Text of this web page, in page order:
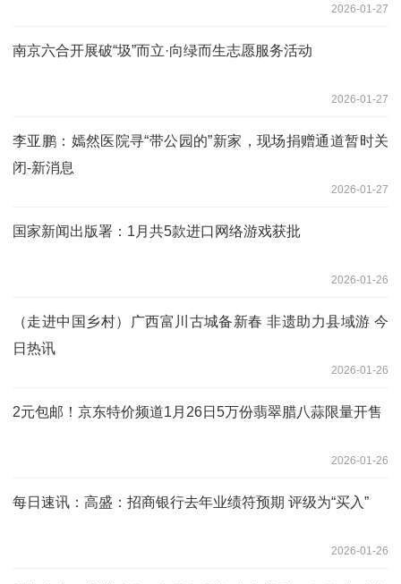
2026-01-27
南京六合开展破“圾”而立·向绿而生志愿服务活动
2026-01-27
李亚鹏：嫣然医院寻“带公园的”新家，现场捐赠通道暂时关
闭-新消息
2026-01-27
国家新闻出版署：1月共5款进口网络游戏获批
2026-01-26
（走进中国乡村）广西富川古城备新春 非遗助力县域游 今
日热讯
2026-01-26
2元包邮！京东特价频道1月26日5万份翡翠腊八蒜限量开售
2026-01-26
每日速讯：高盛：招商银行去年业绩符预期 评级为“买入”
2026-01-26